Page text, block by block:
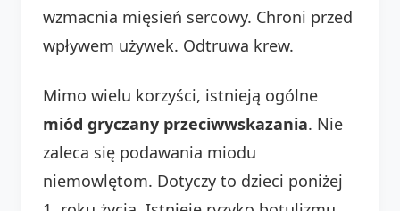
wzmacnia mięsień sercowy. Chroni przed
wpływem używek. Odtruwa krew.
Mimo wielu korzyści, istnieją ogólne
miód gryczany przeciwwskazania. Nie
zaleca się podawania miodu
niemowlętom. Dotyczy to dzieci poniżej